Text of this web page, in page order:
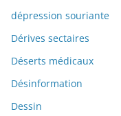
dépression souriante
Dérives sectaires
Déserts médicaux
Désinformation
Dessin